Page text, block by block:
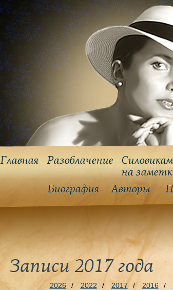
Главная Разоблачение
Силовикам
на
Биография
Авторы
Записи 2017 года
2026 / 2022 / 2017 / 2016 /